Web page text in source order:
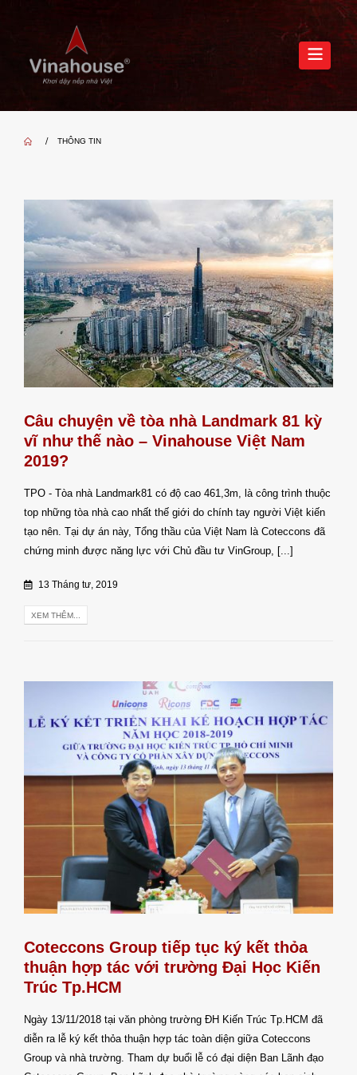
THÔNG TIN
Câu chuyện về tòa nhà Landmark 81 kỳ
vĩ như thế nào – Vinahouse Việt Nam
2019?
TPO - Tòa nhà Landmark81 có độ cao 461,3m, là công trình thuộc
top những tòa nhà cao nhất thế giới do chính tay người Việt kiến
tạo nên. Tại dự án này, Tổng thầu của Việt Nam là Coteccons đã
chứng minh được năng lực với Chủ đầu tư VinGroup, [...]
13 Tháng tư, 2019
XEM THÊM...
Coteccons Group tiếp tục ký kết thỏa
thuận hợp tác với trường Đại Học Kiến
Trúc Tp.HCM
Ngày 13/11/2018 tại văn phòng trường ĐH Kiến Trúc Tp.HCM đã
diễn ra lễ ký kết thỏa thuận hợp tác toàn diện giữa Coteccons
Group và nhà trường. Tham dự buổi lễ có đại diện Ban Lãnh đạo